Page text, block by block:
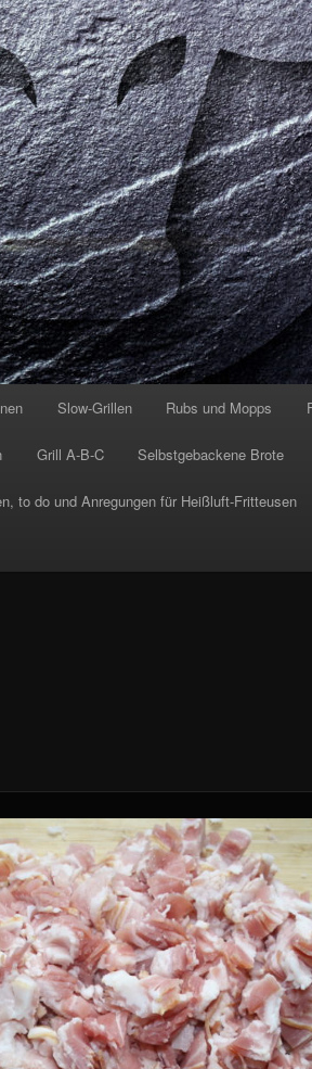
Slow-Grillen Rubs und Mopps
Grill A-B-C Selbstgebackene Brote
to do und Anregungen für Heißluft-Fritteusen